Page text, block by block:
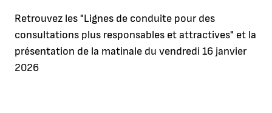
Retrouvez les "Lignes de conduite pour des
consultations plus responsables et attractives" et la
présentation de la matinale du vendredi 16 janvier
2026